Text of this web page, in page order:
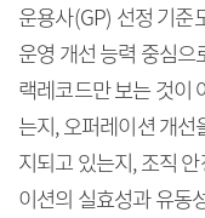
운용사(GP) 선정 기준
운영 개선 능력 중심으
랙레코드만 보는 것이
는지, 오퍼레이션 개
지되고 있는지, 조직
이션의 실효성과 유동